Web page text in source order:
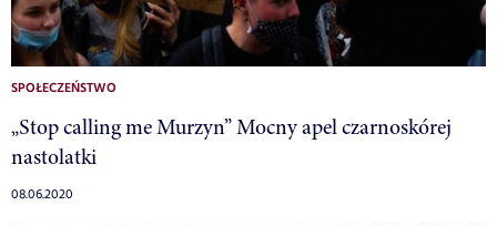
SPOŁECZEŃSTWO
„Stop calling me Murzyn” Mocny apel czarnoskórej
nastolatki
08.06.2020